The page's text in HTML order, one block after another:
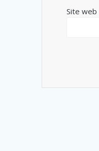
Site web